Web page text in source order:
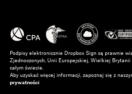
Podpisy elektronicznie Dropbox Sign są prawnie
Zjednoczonych, Unii Europejskiej, Wielkiej
całym świecie.
Aby uzyskać więcej informacji, zapoznaj się z
prywatności